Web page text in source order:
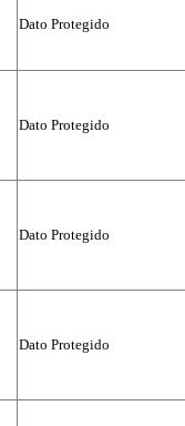
Dato Protegido
Dato Protegido
Dato Protegido
Dato Protegido